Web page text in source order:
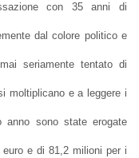
con 35 anni di
dal colore politico e
seriamente tentato di
moltiplicano e a leggere i
anno sono state erogate
e di 81,2 milioni per i